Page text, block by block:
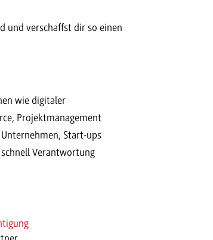
und verschaffst dir so einen
wie digitaler
Projektmanagement
Start-ups
Verantwortung